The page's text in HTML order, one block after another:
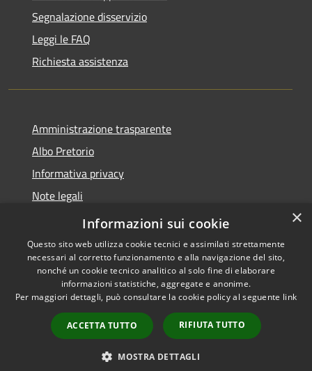
Segnalazione disservizio
Leggi le FAQ
Richiesta assistenza
Amministrazione trasparente
Albo Pretorio
Informativa privacy
Note legali
Dichiarazione di accessibilità
Accessibilità
Copyright © 2026 • Comune di
Casalbore • Powered by
Municipium•
Accesso
redazione
×
Informazioni sui cookie
Questo sito web utilizza cookie tecnici e assimilati strettamente
necessari al corretto funzionamento e alla navigazione del sito,
nonché un cookie tecnico analitico al solo fine di elaborare
informazioni statistiche, aggregate e anonime.
Per maggiori dettagli, può consultare la cookie policy al seguente link
ACCETTA TUTTO RIFIUTA TUTTO
MOSTRA DETTAGLI